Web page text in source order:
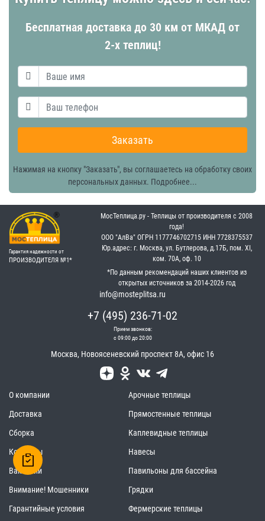
Бесплатная доставка до 30 км от МКАД от
2-х теплиц!
Заказать
Нажимая на кнопку "Заказать", вы соглашаетесь на обработку своих
персональных данных. Подробнее...
Гарантия надежности от
ПРОИЗВОДИТЕЛЯ №1*
МосТеплица.ру - Теплицы от производителя с 2008
года!
OOO "АлВа" OГРН ‎1177746702715 ИНН ‎7728375537
Юр.адрес: г. Москва, ул. Бутлерова, д.17Б, пом. XI,
ком. 70А, оф. 10
*По данным рекомендаций наших клиентов из
открытых источников за 2014-2026 год
О компании
Доставка
Сборка
Контакты
Вакансии
Внимание! Мошенники
Гарантийные условия
Арочные теплицы
Прямостенные теплицы
Каплевидные теплицы
Навесы
Павильоны для бассейна
Грядки
Фермерские теплицы
info@mosteplitsa.ru
+7 (495) 236-71-02
Прием звонков:
с 09:00 до 20:00
Москва, Новоясеневский проспект 8А, офис 16